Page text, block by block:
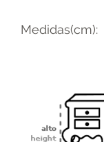
Medidas(cm)